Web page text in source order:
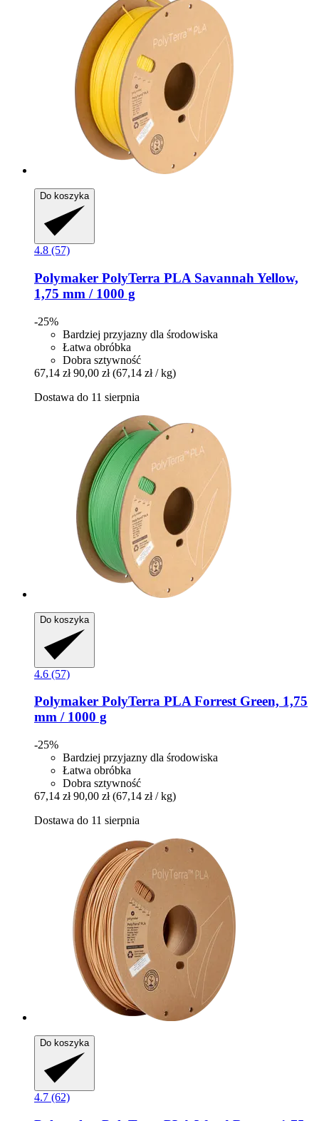
Do koszyka
4.8 (57)
Polymaker PolyTerra PLA Savannah Yellow,
1,75 mm / 1000 g
-25%
Bardziej przyjazny dla środowiska
Łatwa obróbka
Dobra sztywność
67,14 zł 90,00 zł (67,14 zł / kg)
Dostawa do 11 sierpnia
Do koszyka
4.6 (57)
Polymaker PolyTerra PLA Forrest Green, 1,75
mm / 1000 g
-25%
Bardziej przyjazny dla środowiska
Łatwa obróbka
Dobra sztywność
67,14 zł 90,00 zł (67,14 zł / kg)
Dostawa do 11 sierpnia
Do koszyka
4.7 (62)